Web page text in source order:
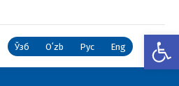
Ўзб Oʻzb Рус Eng